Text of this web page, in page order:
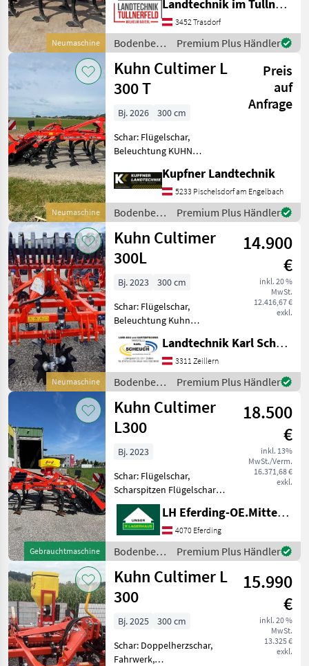
Neumaschine
Karbidscharr + Zinken mit
T-Sicherung + Walze
Flexliner DM 540mm +
Beleuchtung LED + A
Landtechnik im Tullnerfeld Wilhelm Bayerl GmbH
3452 Trasdorf
Bodenbearbeitung
/ Kuhn
Premium Plus Händler
Neumaschine
Kuhn Cultimer L
300 T
Preis
auf
Anfrage
Bj. 2026
300 cm
Schar: Flügelschar,
Beleuchtung KUHN
+Karbidschare DURAKARB
+Flügelschare abnehmbar
350mm +Abreißsicherung T
+V-Liner Walze +hydr.
Walzenverst
Kupfner Landtechnik
5233 Pischelsdorf am Engelbach
Bodenbearbeitung
/ Kuhn
Premium Plus Händler
Neumaschine
Kuhn Cultimer
300L
14.900
€
inkl. 20 %
MwSt.
12.416,67 €
exkl.
Bj. 2023
300 cm
Schar: Flügelschar,
Beleuchtung Kuhn
Leichtgrubber +
Beleuchtung + hydraulische
Tiefenführung + 350mm
Flügelschare + Flexliner
Walze + Beleuchtung
Bodenbearbeitu
Landtechnik Karl Scheuch
3311 Zeillern
Bodenbearbeitung
/ Kuhn
Premium Plus Händler
Gebrauchtmaschine
Kuhn Cultimer
L300
18.500
€
inkl. 13%
MwSt./Verm.
16.371,68 €
exkl.
Bj. 2023
Schar: Flügelschar,
Scharspitzen Flügelschar
350mm, Überlastsicherung
mit Abreissschraube,
Karbidschar 50mm, T-Ring
Walze DM600mm,
ungefederte Sternscheiben,
Hydr. Ti
LH Eferding-OE.Mitte, Eferding
4070 Eferding
Bodenbearbeitung
/ Kuhn
Premium Plus Händler
Kuhn Cultimer L
300
15.990
€
inkl. 20 %
MwSt.
13.325 €
exkl.
Bj. 2025
300 cm
Schar: Doppelherzschar,
Fahrwerk,